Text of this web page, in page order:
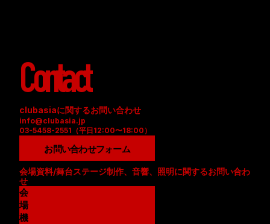
Contact
clubasiaに関するお問い合わせ
info@clubasia.jp
03-5458-2551（平日12:00〜18:00）
お問い合わせフォーム
会場資料/舞台ステージ制作、音響、照明に関するお問い合わ
せ
会
場
資
機